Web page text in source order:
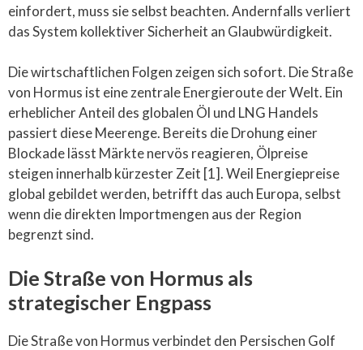
einfordert, muss sie selbst beachten. Andernfalls verliert
das System kollektiver Sicherheit an Glaubwürdigkeit.
Die wirtschaftlichen Folgen zeigen sich sofort. Die Straße
von Hormus ist eine zentrale Energieroute der Welt. Ein
erheblicher Anteil des globalen Öl und LNG Handels
passiert diese Meerenge. Bereits die Drohung einer
Blockade lässt Märkte nervös reagieren, Ölpreise
steigen innerhalb kürzester Zeit [1]. Weil Energiepreise
global gebildet werden, betrifft das auch Europa, selbst
wenn die direkten Importmengen aus der Region
begrenzt sind.
Die Straße von Hormus als
strategischer Engpass
Die Straße von Hormus verbindet den Persischen Golf